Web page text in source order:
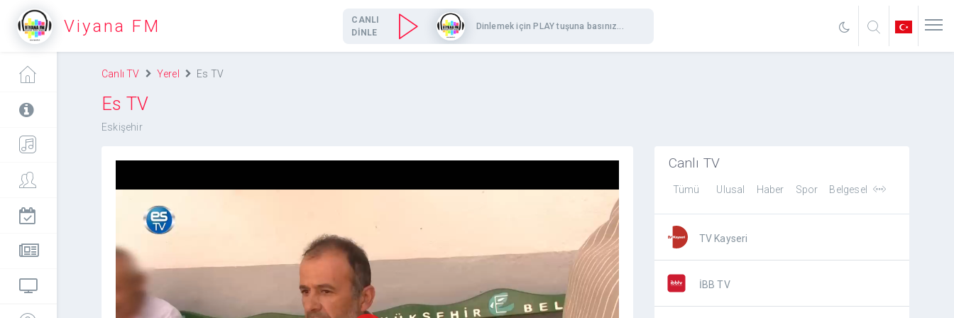
Viyana FM
CANLI
DİNLE
Dinlemek için PLAY tuşuna basınız...
Canlı TV Yerel Es TV
Es TV
Eskişehir
Canlı TV
Tümü Ulusal Haber Spor Belgesel
TV Kayseri
İBB TV